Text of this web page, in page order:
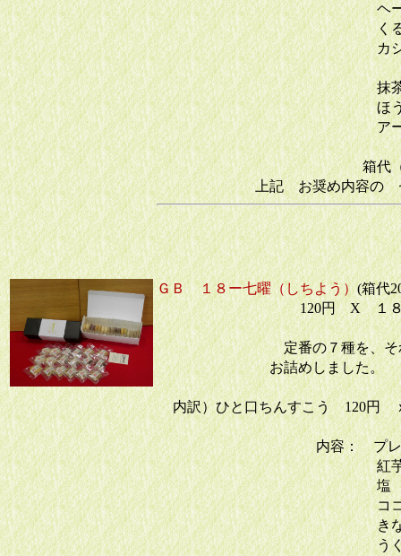
ヘーゼ
くる
カシュ
抹
ア
箱代（手提の
上記 お奨め内容
ＧＢ １８ー七曜（しちよう）(箱代
120円 X １８
定番の７種を、
お詰め
内訳）ひと口ちんすこう 120円
内容：
紅
塩
ココ
きな
うぐい